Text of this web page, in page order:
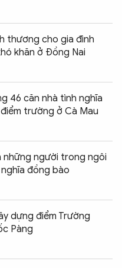
thương cho gia đình
khăn ở Đồng Nai
46 căn nhà tình nghĩa
trường ở Cà Mau
những người trong ngôi
đồng bào
dựng điểm Trường
Pàng